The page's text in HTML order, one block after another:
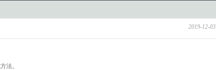
2019-12-03
法。